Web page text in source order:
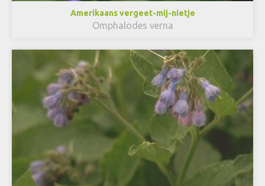
Amerikaans vergeet-mij-nietje
Omphalodes verna